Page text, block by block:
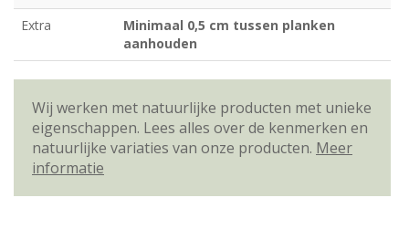
Extra
Minimaal 0,5 cm tussen planken
aanhouden
Wij werken met natuurlijke producten met unieke
eigenschappen. Lees alles over de kenmerken en
natuurlijke variaties van onze producten. Meer
informatie